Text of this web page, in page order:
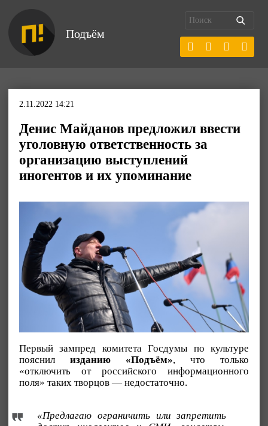
Подъём
2.11.2022 14:21
Денис Майданов предложил ввести
уголовную ответственность за
организацию выступлений
иногентов и их упоминание
Первый зампред комитета Госдумы по культуре
пояснил изданию «Подъём», что только
«отключить от российского информационного
поля» таких творцов — недостаточно.
«Предлагаю ограничить или запретить